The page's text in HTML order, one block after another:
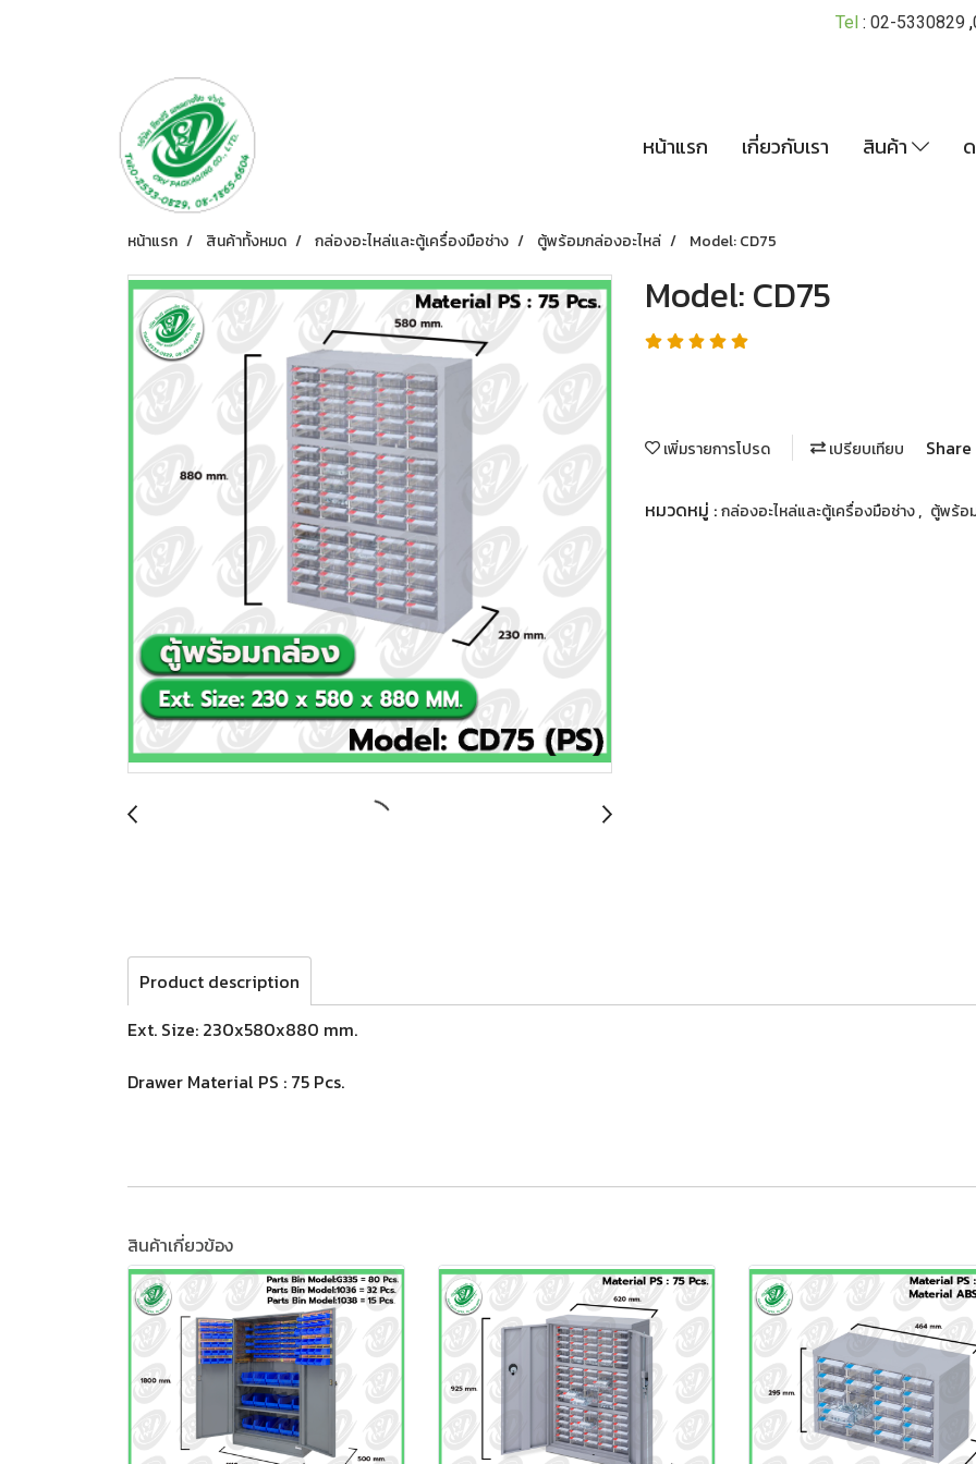
Tel : 02-5330829 ,
หน้าแรก เกี่ยวกับเรา สินค้า
หน้าแรก สินค้าทั้งหมด กล่องอะไหล่และตู้เครื่องมือช่าง ตู้พร้อมกล่องอะไหล่ Model: CD75
Model: CD75
เพิ่มรายการโปรด เปรียบเทียบ Share
หมวดหมู่ :กล่องอะไหล่และตู้เครื่องมือช่าง, ตู้พร้อ
Product description
Ext. Size: 230x580x880 mm.
Drawer Material PS : 75 Pcs.
สินค้าเกี่ยวข้อง